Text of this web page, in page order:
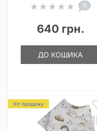
0
640 грн.
ДО КОШИКА
Хіт продажу